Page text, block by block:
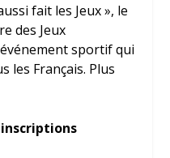
fait les Jeux », le
des Jeux
sportif qui
les Français. Plus